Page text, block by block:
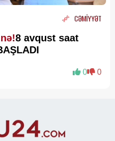
CƏMİYYƏT
8 avqust saat
0 0